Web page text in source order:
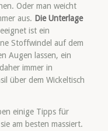
Oder man weicht
aus. Die Unterlage
ist ein
Stoffwindel auf dem
Augen lassen, ein
immer in
über dem Wickeltisch
einige Tipps für
am besten massiert.